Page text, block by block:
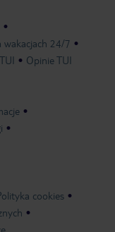
wakacjach 24/7
Opinie TUI
cookies